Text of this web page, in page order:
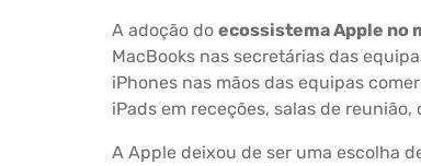
A adoção do ecossistema Apple no
MacBooks nas secretárias das
iPhones nas mãos das equipas
iPads em receções, salas de
A Apple deixou de ser uma escolha